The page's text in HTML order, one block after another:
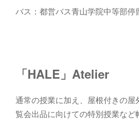
バス：都営バス青山学院中等部停
「HALE」Atelier
通常の授業に加え、屋根付きの屋
覧会出品に向けての特別授業な